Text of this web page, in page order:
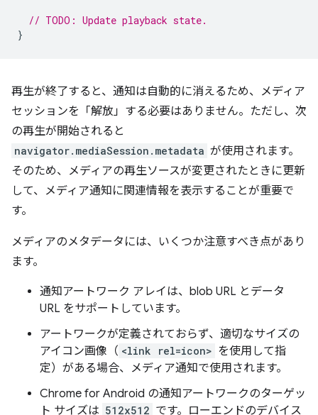
// TODO: Update playback state.
}
再生が終了すると、通知は自動的に消えるため、メディア
セッションを「解放」する必要はありません。ただし、次
の再生が開始されると
navigator.mediaSession.metadata が使用されます。
そのため、メディアの再生ソースが変更されたときに更新
して、メディア通知に関連情報を表示することが重要で
す。
メディアのメタデータには、いくつか注意すべき点があり
ます。
通知アートワーク アレイは、blob URL とデータ
URL をサポートしています。
アートワークが定義されておらず、適切なサイズの
アイコン画像（ <link rel=icon> を使用して指
定）がある場合、メディア通知で使用されます。
Chrome for Android の通知アートワークのターゲッ
ト サイズは 512x512 です。ローエンドのデバイス